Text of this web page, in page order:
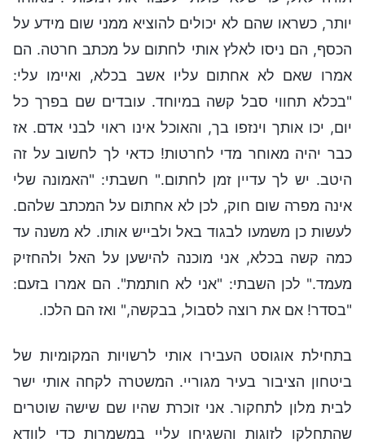
יותר, כשראו שהם לא יכולים להוציא ממני שום מידע על
הכסף, הם ניסו לאלץ אותי לחתום על מכתב חרטה. הם
אמרו שאם לא אחתום עליו אשב בכלא, ואיימו עלי:
"בכלא תחווי סבל קשה במיוחד. עובדים שם בפרך כל
יום, יכו אותך וינזפו בך, והאוכל אינו ראוי לבני אדם. אז
כבר יהיה מאוחר מדי לחרטות! כדאי לך לחשוב על זה
היטב. יש לך עדיין זמן לחתום." חשבתי: "האמונה שלי
אינה מפרה שום חוק, לכן לא אחתום על המכתב שלהם.
לעשות כן משמעו לבגוד באל ולבייש אותו. לא משנה עד
כמה קשה בכלא, אני מוכנה להישען על האל ולהחזיק
מעמד." לכן השבתי: "אני לא חותמת". הם אמרו בזעם:
"בסדר! אם את רוצה לסבול, בבקשה," ואז הם הלכו.
בתחילת אוגוסט העבירו אותי לרשויות המקומיות של
ביטחון הציבור בעיר מגוריי. המשטרה לקחה אותי ישר
לבית מלון לתחקור. אני זוכרת שהיו שם שישה שוטרים
שהתחלקו לזוגות והשגיחו עליי במשמרות כדי לוודא